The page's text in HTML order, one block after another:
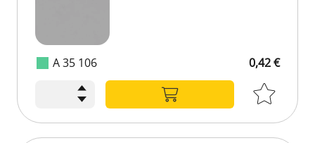
A 35 106 0,42 €